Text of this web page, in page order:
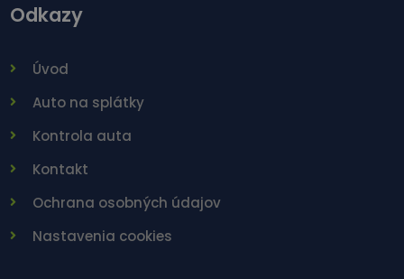
Odkazy
Úvod
Auto na splátky
Kontrola auta
Kontakt
Ochrana osobných údajov
Nastavenia cookies